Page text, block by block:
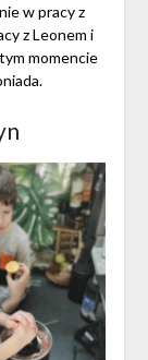
w pracy z
z Leonem i
momencie